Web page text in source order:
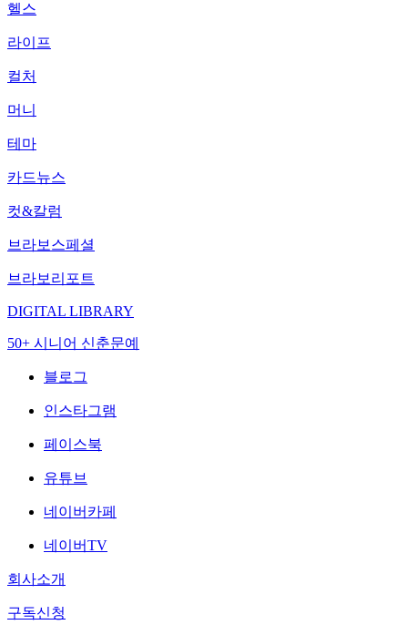
헬스
라이프
컬처
머니
테마
카드뉴스
컷&칼럼
브라보스페셜
브라보리포트
DIGITAL LIBRARY
50+ 시니어 신춘문예
블로그
인스타그램
페이스북
유튜브
네이버카페
네이버TV
회사소개
구독신청